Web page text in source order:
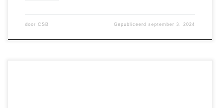
door CSB Gepubliceerdseptember 3, 2024